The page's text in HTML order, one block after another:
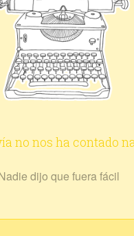
no nos ha contado
dijo que fuera fácil